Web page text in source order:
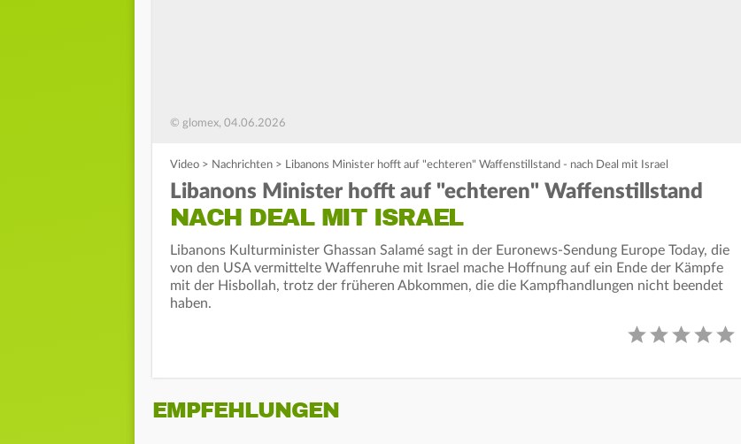
© glomex, 04.06.2026
Video > Nachrichten > Libanons Minister hofft auf "echteren" Waffenstillstand - nach Deal mit Israel
Libanons Minister hofft auf "echteren" Waffenstillstand
NACH DEAL MIT ISRAEL
Libanons Kulturminister Ghassan Salamé sagt in der Euronews-Sendung Europe Today, die
von den USA vermittelte Waffenruhe mit Israel mache Hoffnung auf ein Ende der Kämpfe
mit der Hisbollah, trotz der früheren Abkommen, die die Kampfhandlungen nicht beendet
haben.
EMPFEHLUNGEN